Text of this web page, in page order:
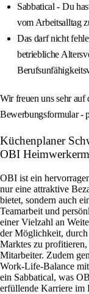
Sabbatical - Du
vom Arbeitsalltag
Das darf nicht
betriebliche
Wir freuen uns sehr
Bewerbungsformular -
Küchenplaner
OBI
OBI ist ein
nur eine attraktive
bietet, sondern auch
Teamarbeit und
einer Vielzahl an
der Möglichkeit,
Marktes zu
Mitarbeiter. Zudem
Work-Life-Balance
ein Sabbatical, was
erfüllende Karriere im